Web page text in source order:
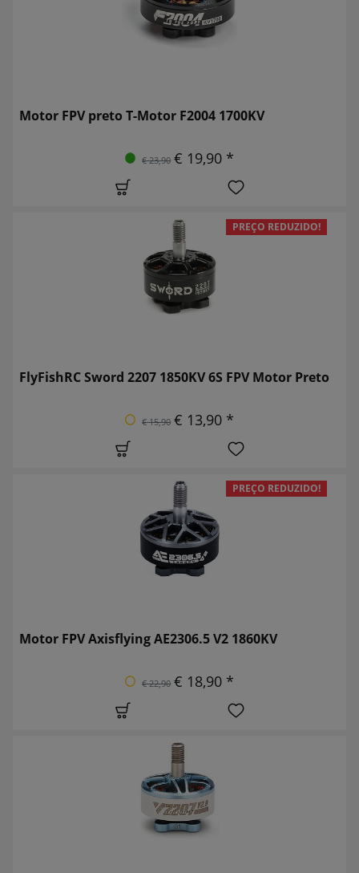
Motor FPV preto T-Motor F2004 1700KV
€ 23,90 € 19,90 *
PREÇO REDUZIDO!
FlyFishRC Sword 2207 1850KV 6S FPV Motor Preto
€ 15,90 € 13,90 *
PREÇO REDUZIDO!
Motor FPV Axisflying AE2306.5 V2 1860KV
€ 22,90 € 18,90 *